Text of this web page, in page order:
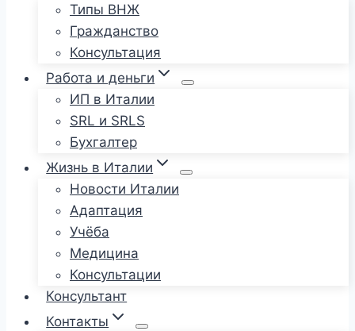
Типы ВНЖ
Гражданство
Консультация
Работа и деньги
ИП в Италии
SRL и SRLS
Бухгалтер
Жизнь в Италии
Новости Италии
Адаптация
Учёба
Медицина
Консультации
Консультант
Контакты